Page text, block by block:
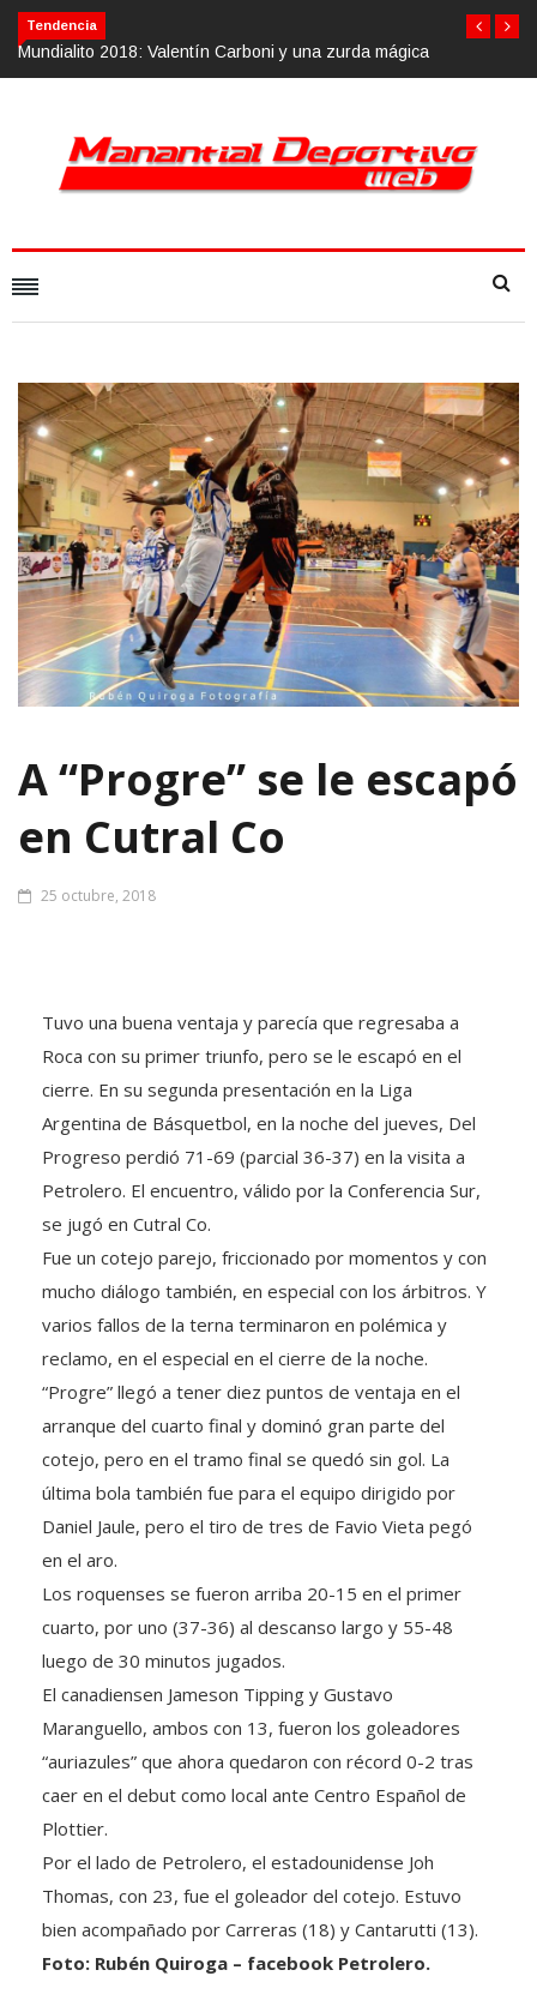
Tendencia
Valentín Carboni y una zurda mágicaCalvario Race 2018, 10 de
A “Progre” se le escapó
en Cutral Co
25 octubre, 2018
Tuvo una buena ventaja y parecía que regresaba a
Roca con su primer triunfo, pero se le escapó en el
cierre. En su segunda presentación en la Liga
Argentina de Básquetbol, en la noche del jueves, Del
Progreso perdió 71-69 (parcial 36-37) en la visita a
Petrolero. El encuentro, válido por la Conferencia Sur,
se jugó en Cutral Co.
Fue un cotejo parejo, friccionado por momentos y con
mucho diálogo también, en especial con los árbitros. Y
varios fallos de la terna terminaron en polémica y
reclamo, en el especial en el cierre de la noche.
“Progre” llegó a tener diez puntos de ventaja en el
arranque del cuarto final y dominó gran parte del
cotejo, pero en el tramo final se quedó sin gol. La
última bola también fue para el equipo dirigido por
Daniel Jaule, pero el tiro de tres de Favio Vieta pegó
en el aro.
Los roquenses se fueron arriba 20-15 en el primer
cuarto, por uno (37-36) al descanso largo y 55-48
luego de 30 minutos jugados.
El canadiensen Jameson Tipping y Gustavo
Maranguello, ambos con 13, fueron los goleadores
“auriazules” que ahora quedaron con récord 0-2 tras
caer en el debut como local ante Centro Español de
Plottier.
Por el lado de Petrolero, el estadounidense Joh
Thomas, con 23, fue el goleador del cotejo. Estuvo
bien acompañado por Carreras (18) y Cantarutti (13).
Foto: Rubén Quiroga – facebook Petrolero.